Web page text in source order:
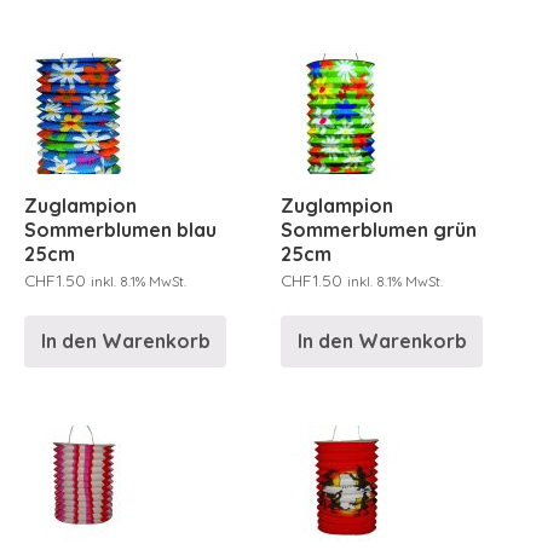
Zuglampion
Sommerblumen blau
25cm
CHF1.50 inkl. 8.1% MwSt.
In den Warenkorb
Zuglampion
Sommerblumen grün
25cm
CHF1.50 inkl. 8.1% MwSt.
In den Warenkorb